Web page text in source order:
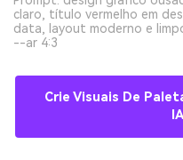
claro, título vermelho em
data, layout moderno e
--ar 4:3
Crie Visuais De